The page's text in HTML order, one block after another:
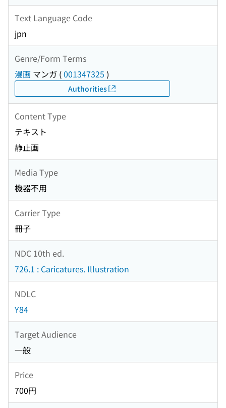
Text Language Code
jpn
Genre/Form Terms
漫画 マンガ (001347325 )
Authorities
Content Type
テキスト
静止画
Media Type
機器不用
Carrier Type
冊子
NDC 10th ed.
726.1 : Caricatures. Illustration
NDLC
Y84
Target Audience
一般
Price
700円